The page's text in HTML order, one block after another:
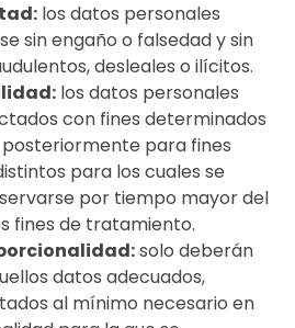
los datos personales
sin engaño o falsedad y sin
desleales o ilícitos.
los datos personales
con fines determinados
para fines
para los cuales se
por tiempo mayor del
fines de tratamiento.
solo deberán
datos adecuados,
al mínimo necesario en